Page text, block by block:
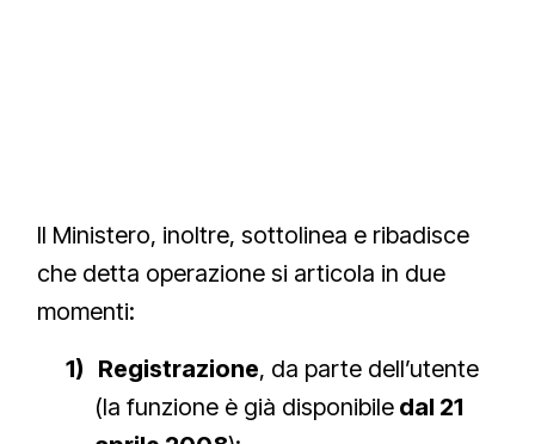
Il Ministero, inoltre, sottolinea e ribadisce
che detta operazione si articola in due
momenti:
1) Registrazione, da parte dell’utente
(la funzione è già disponibile dal 21